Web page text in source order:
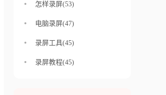
怎样录屏(53)
电脑录屏(47)
录屏工具(45)
录屏教程(45)